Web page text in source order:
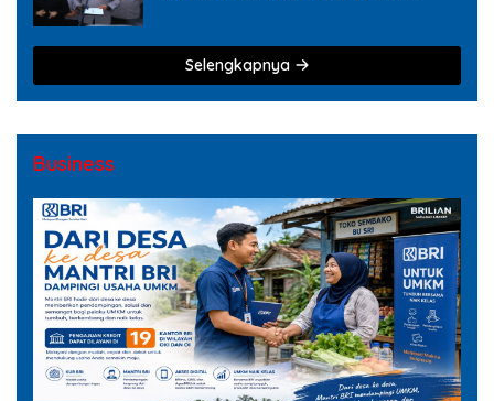
Selengkapnya
Business